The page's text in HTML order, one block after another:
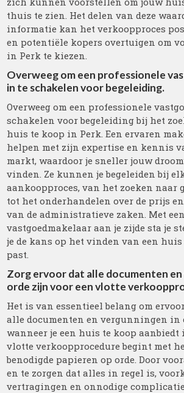
thuis te zien. Het delen van deze
informatie kan het verkoopproces
en potentiële kopers overtuigen om
in Perk te kiezen.
Overweeg om een professionele
in te schakelen voor begeleiding.
Overweeg om een professionele
schakelen voor begeleiding bij het
huis te koop in Perk. Een ervaren
helpen met zijn expertise en kennis
markt, waardoor je sneller jouw
vinden. Ze kunnen je begeleiden bij
aankoopproces, van het zoeken naar
tot het onderhandelen over de prijs
van de administratieve zaken. Met een
vastgoedmakelaar aan je zijde sta je
je de kans op het vinden van een
past.
Zorg ervoor dat alle documenten
orde zijn voor een vlotte
Het is van essentieel belang om
alle documenten en vergunningen in
wanneer je een huis te koop aanbiedt
vlotte verkoopprocedure begint met
benodigde papieren op orde. Door
en te zorgen dat alles in regel is,
vertragingen en onnodige